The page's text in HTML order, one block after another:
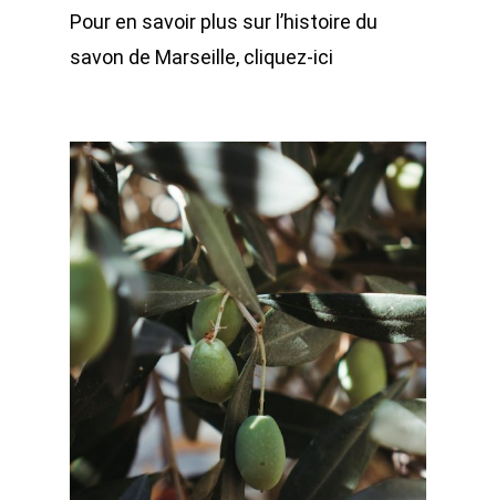
Pour en savoir plus sur l’histoire du
savon de Marseille, cliquez-ici